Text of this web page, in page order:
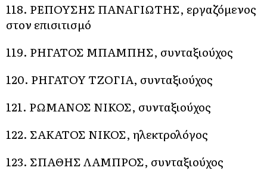
118. ΡΕΠΟΥΣΗΣ ΠΑΝΑΓΙΩΤΗΣ, εργαζόμενος
στον επισιτισμό
119. ΡΗΓΑΤΟΣ ΜΠΑΜΠΗΣ, συνταξιούχος
120. ΡΗΓΑΤΟΥ ΤΖΟΓΙΑ, συνταξιούχος
121. ΡΩΜΑΝΟΣ ΝΙΚΟΣ, συνταξιούχος
122. ΣΑΚΑΤΟΣ ΝΙΚΟΣ, ηλεκτρολόγος
123. ΣΠΑΘΗΣ ΛΑΜΠΡΟΣ, συνταξιούχος